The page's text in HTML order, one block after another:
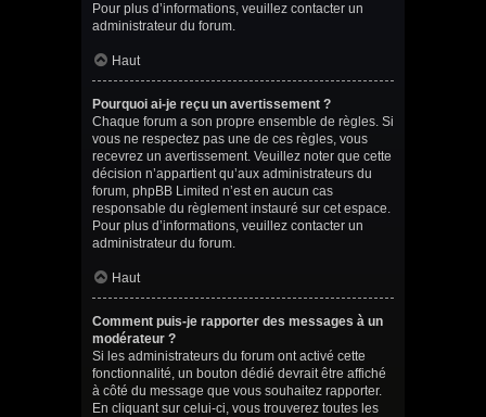
Pour plus d’informations, veuillez contacter un
administrateur du forum.
Haut
Pourquoi ai-je reçu un avertissement ?
Chaque forum a son propre ensemble de règles. Si
vous ne respectez pas une de ces règles, vous
recevrez un avertissement. Veuillez noter que cette
décision n’appartient qu’aux administrateurs du
forum, phpBB Limited n’est en aucun cas
responsable du règlement instauré sur cet espace.
Pour plus d’informations, veuillez contacter un
administrateur du forum.
Haut
Comment puis-je rapporter des messages à un
modérateur ?
Si les administrateurs du forum ont activé cette
fonctionnalité, un bouton dédié devrait être affiché
à côté du message que vous souhaitez rapporter.
En cliquant sur celui-ci, vous trouverez toutes les